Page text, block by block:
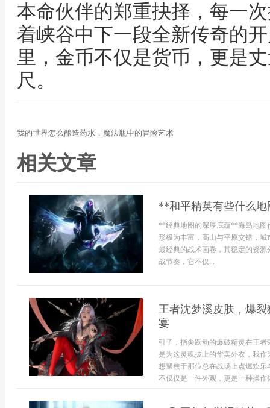
本命伙伴的郑重抉择，每一
着峡谷中下一段全新传奇的
里，金币不仅是货币，更是
尺。
我的世界怎么酿造药水，魔法瓶中的冒险艺术
相关文章
**和平精英有些什么
**经典地图的深厚底蕴**海岛地图
形极为丰富，高山与平原交错，
最经典的战术画卷，其稳定的资
战节奏，它不仅...
王者沈梦溪皮肤，爆
宴
引子，指尖跃动的爆破精灵在王
是为这灵魂披上的华美外衣，我
想聚焦于那位总在战场上点燃欢
不仅仅是一件外观，更是一种操